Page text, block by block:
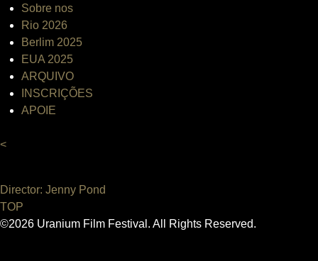
Sobre nos
Rio 2026
Berlim 2025
EUA 2025
ARQUIVO
INSCRIÇÕES
APOIE
<
Director: Jenny Pond
TOP
©2026 Uranium Film Festival. All Rights Reserved.